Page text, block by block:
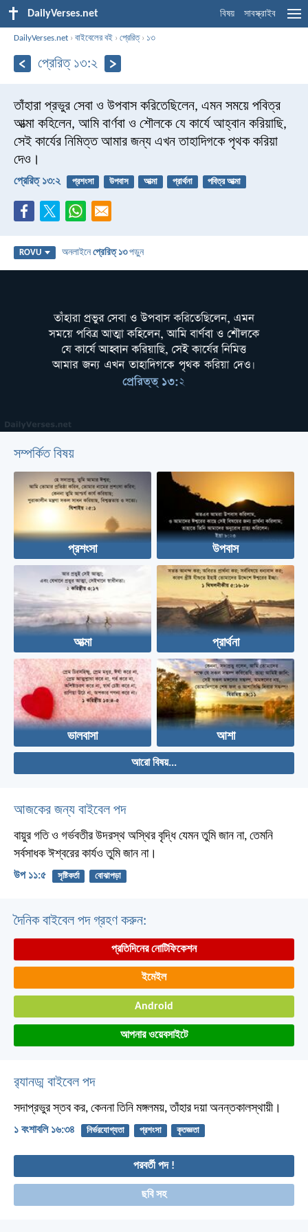
DailyVerses.net বিষয় সাবস্ক্রাইব
DailyVerses.net ›বাইবেলের বই ›প্রেরিত্‌› ১৩
প্রেরিত্‌ ১৩:২
তাঁহারা প্রভুর সেবা ও উপবাস করিতেছিলেন, এমন সময়ে পবিত্র
আত্মা কহিলেন, আমি বার্ণবা ও শৌলকে যে কার্যে আহ্বান করিয়াছি,
সেই কার্যের নিমিত্ত আমার জন্য এখন তাহাদিগকে পৃথক করিয়া
দেও।
প্রেরিত্‌ ১৩:২ প্রশংসা উপবাস আত্মা প্রার্থনা পবিত্র আত্মা
ROVU অনলাইনেপ্রেরিত্‌ ১৩পড়ুন
সম্পর্কিত বিষয়
প্রশংসা উপবাস
আত্মা প্রার্থনা
ভালবাসা আশা
আরো বিষয়...
আজকের জন্য বাইবেল পদ
বায়ুর গতি ও গর্ভবতীর উদরস্থ অস্থির বৃদ্ধি যেমন তুমি জান না, তেমনি
সর্বসাধক ঈশ্বরের কার্যও তুমি জান না।
উপ ১১:৫ সৃষ্টিকর্তা বোঝাপড়া
দৈনিক বাইবেল পদ গ্রহণ করুন:
প্রতিদিনের নোটিফিকেশন
ইমেইল
Android
আপনার ওয়েবসাইটে
র‌্যানড্ম বাইবেল পদ
সদাপ্রভুর স্তব কর, কেননা তিনি মঙ্গলময়,তাঁহার দয়া অনন্তকালস্থায়ী।
১ বংশাবলি ১৬:৩৪ নির্ভরযোগ্যতা প্রশংসা কৃতজ্ঞতা
পরবর্তী পদ !
ছবি সহ